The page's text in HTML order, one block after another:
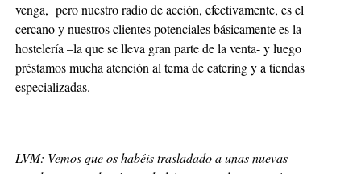
venga, pero nuestro radio de acción, efectivamente, es el
cercano y nuestros clientes potenciales básicamente es la
hostelería –la que se lleva gran parte de la venta- y luego
préstamos mucha atención al tema de catering y a tiendas
especializadas.
LVM: Vemos que os habéis trasladado a unas nuevas